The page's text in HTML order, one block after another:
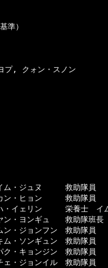
準）
プ, クォン・スノン
・ジュヌ　　　救助隊員
ョン　　　救助隊員
ェリン　　　栄養士　イ
ヨンギュ　　救助隊班長
ジョンフン　救助隊員
・ソンギュン　救助隊員
キョンジン　救助隊員
ョンイル　救助隊員